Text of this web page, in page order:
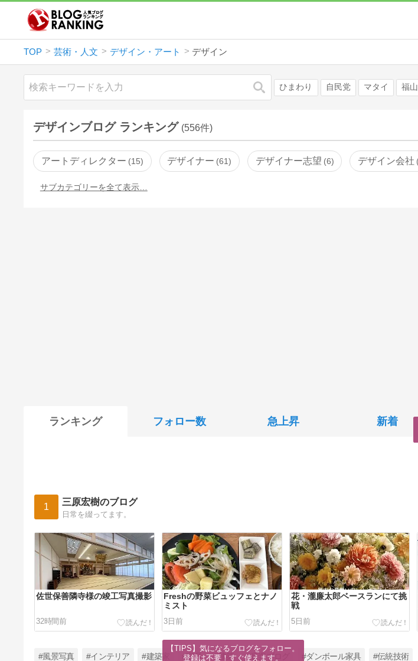
TOP 芸術・人文 デザイン・アート デザイン
検索 ひまわり 自民党 マタイ 福山
デザインブログ ランキング (556件)
アートディレクター 15 デザイナー 61 デザイナー志望 6 デザイン会社
サブカテゴリーを全て表示…
ランキング フォロー数 急上昇 新着
1 三原宏樹のブログ
日常を綴ってます。
佐世保善隣寺様の竣工写真撮影
32時間前
Freshの野菜ビュッフェとナノ
ミスト
3日前
花・瀧廉太郎ベースランにて挑
戦
5日前
#風景写真 #インテリア #建築家 #家具 #建築 #音楽ブログ #ダンボール家具 #伝統技術
【TIPS】気になるブログをフォロー。
登録は不要！すぐ使えます。